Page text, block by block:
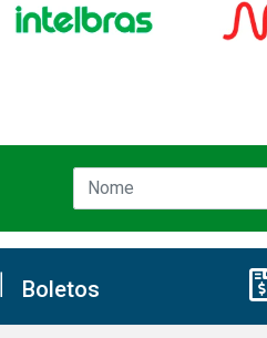
Boletos